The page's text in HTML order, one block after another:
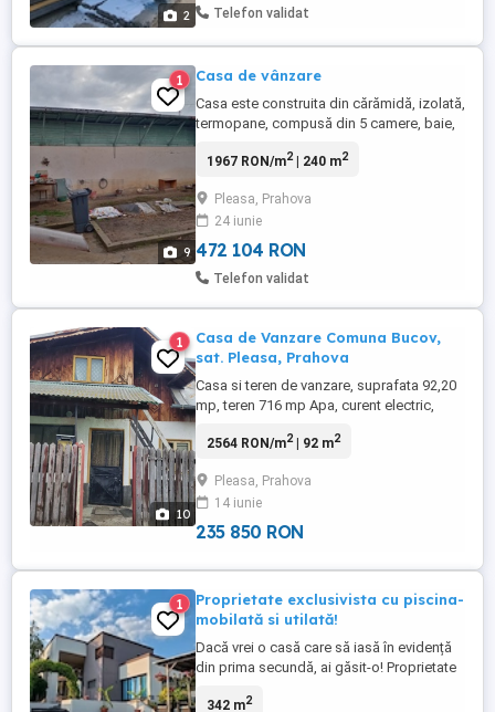
2 Telefon validat
9
1 Casa de vânzare
Casa este construita din cărămidă, izolată,
termopane, compusă din 5 camere, baie,
anexe, +1 wc afară Apă curenta,
mp suprafață construită +964 mp teren
1967 RON/m2| 240 m2
Pleasa, Prahova
24 iunie
472 104 RON
Telefon validat
10
1
Casa de Vanzare Comuna Bucov,
sat. Pleasa, Prahova
Casa si teren de vanzare, suprafata 92,20
mp, teren 716 mp Apa, curent electric,
bucatarie,magazie,necesita renovare si
2564 RON/m2| 92 m2
Pleasa, Prahova
14 iunie
235 850 RON
1
Proprietate exclusivista cu piscina-
mobilată si utilată!
Dacă vrei o casă care să iasă în evidență
din prima secundă, ai găsit-o! Proprietate
complete și zero compromisuri la confort.
342 m2